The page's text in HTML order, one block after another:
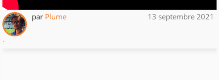
par Plume 13 septembre 2021
.